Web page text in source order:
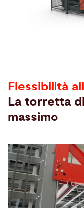
Flessibilità
La torretta
massimo